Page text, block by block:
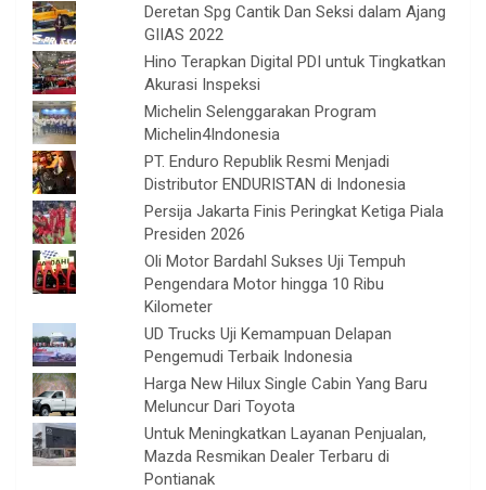
Deretan Spg Cantik Dan Seksi dalam Ajang
GIIAS 2022
Hino Terapkan Digital PDI untuk Tingkatkan
Akurasi Inspeksi
Michelin Selenggarakan Program
Michelin4Indonesia
PT. Enduro Republik Resmi Menjadi
Distributor ENDURISTAN di Indonesia
Persija Jakarta Finis Peringkat Ketiga Piala
Presiden 2026
Oli Motor Bardahl Sukses Uji Tempuh
Pengendara Motor hingga 10 Ribu
Kilometer
UD Trucks Uji Kemampuan Delapan
Pengemudi Terbaik Indonesia
Harga New Hilux Single Cabin Yang Baru
Meluncur Dari Toyota
Untuk Meningkatkan Layanan Penjualan,
Mazda Resmikan Dealer Terbaru di
Pontianak